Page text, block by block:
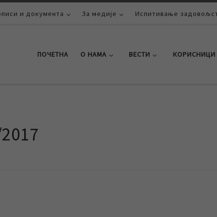
и документа За медије Испитивање
ПОЧЕТНА О НАМА ВЕСТИ КОРИСНИЦИ